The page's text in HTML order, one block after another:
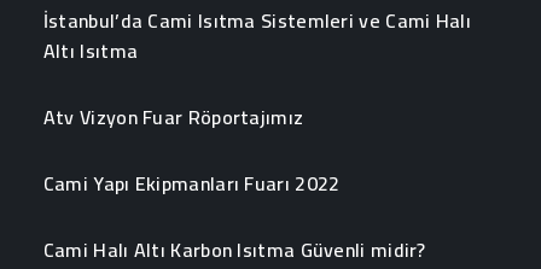
İstanbul’da Cami Isıtma Sistemleri ve Cami Halı
Altı Isıtma
Atv Vizyon Fuar Röportajımız
Cami Yapı Ekipmanları Fuarı 2022
Cami Halı Altı Karbon Isıtma Güvenli midir?